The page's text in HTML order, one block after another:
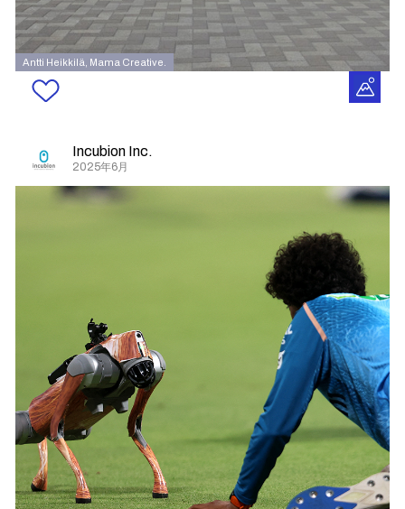
Antti Heikkilä, Mama Creative.
Incubion Inc.
2025年6月